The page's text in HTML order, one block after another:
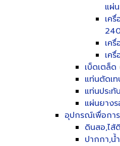
แผ่
เค
เค
เค
เบ็ดเตล็ด
แท่นตัดเ
แท่นประ
แผ่นยาง
อุปกรณ์เพื่อกา
ดินสอ,ไส้
ปากกา,น้